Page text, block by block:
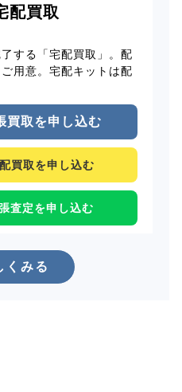
配買取
する「宅配買取」。配
用意。宅配キットは配
買取を申し込む
買取を申し込む
査定を申し込む
くみる